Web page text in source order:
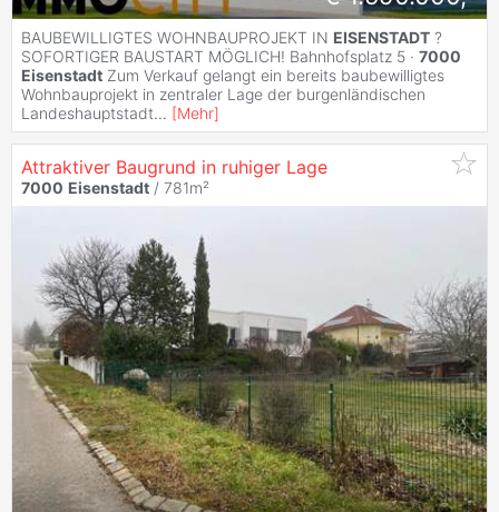
BAUBEWILLIGTES WOHNBAUPROJEKT IN EISENSTADT ?
SOFORTIGER BAUSTART MÖGLICH! Bahnhofsplatz 5 · 7000
Eisenstadt Zum Verkauf gelangt ein bereits baubewilligtes
Wohnbauprojekt in zentraler Lage der burgenländischen
Landeshauptstadt... [Mehr]
Attraktiver Baugrund in ruhiger Lage
7000 Eisenstadt / 781m²